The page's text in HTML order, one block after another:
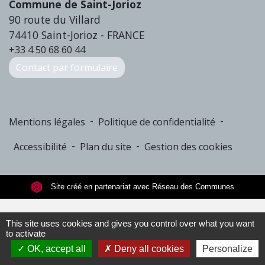
Commune de Saint-Jorioz
90 route du Villard
74410 Saint-Jorioz - FRANCE
+33 4 50 68 60 44
Contact par formulaire
Mentions légales - Politique de confidentialité -
Accessibilité - Plan du site - Gestion des cookies
Site créé en partenariat avec Réseau des Communes
This site uses cookies and gives you control over what you want
to activate
OK, accept all
Deny all cookies Personalize